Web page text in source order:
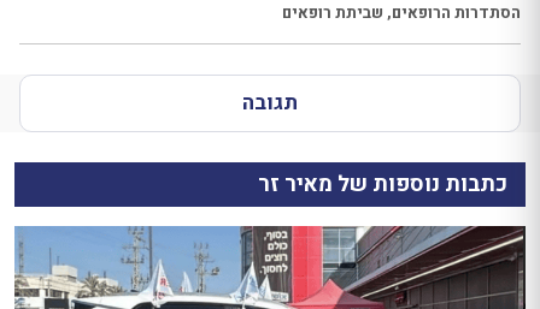
הסתדרות הרופאים, שביתת רופאים
תגובה
כתבות נוספות של מאיר זר